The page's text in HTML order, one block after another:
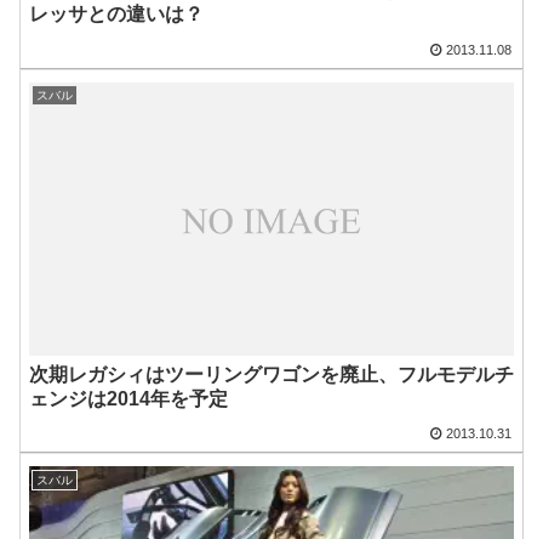
レッサとの違いは？
2013.11.08
スバル
次期レガシィはツーリングワゴンを廃止、フルモデルチ
ェンジは2014年を予定
2013.10.31
スバル